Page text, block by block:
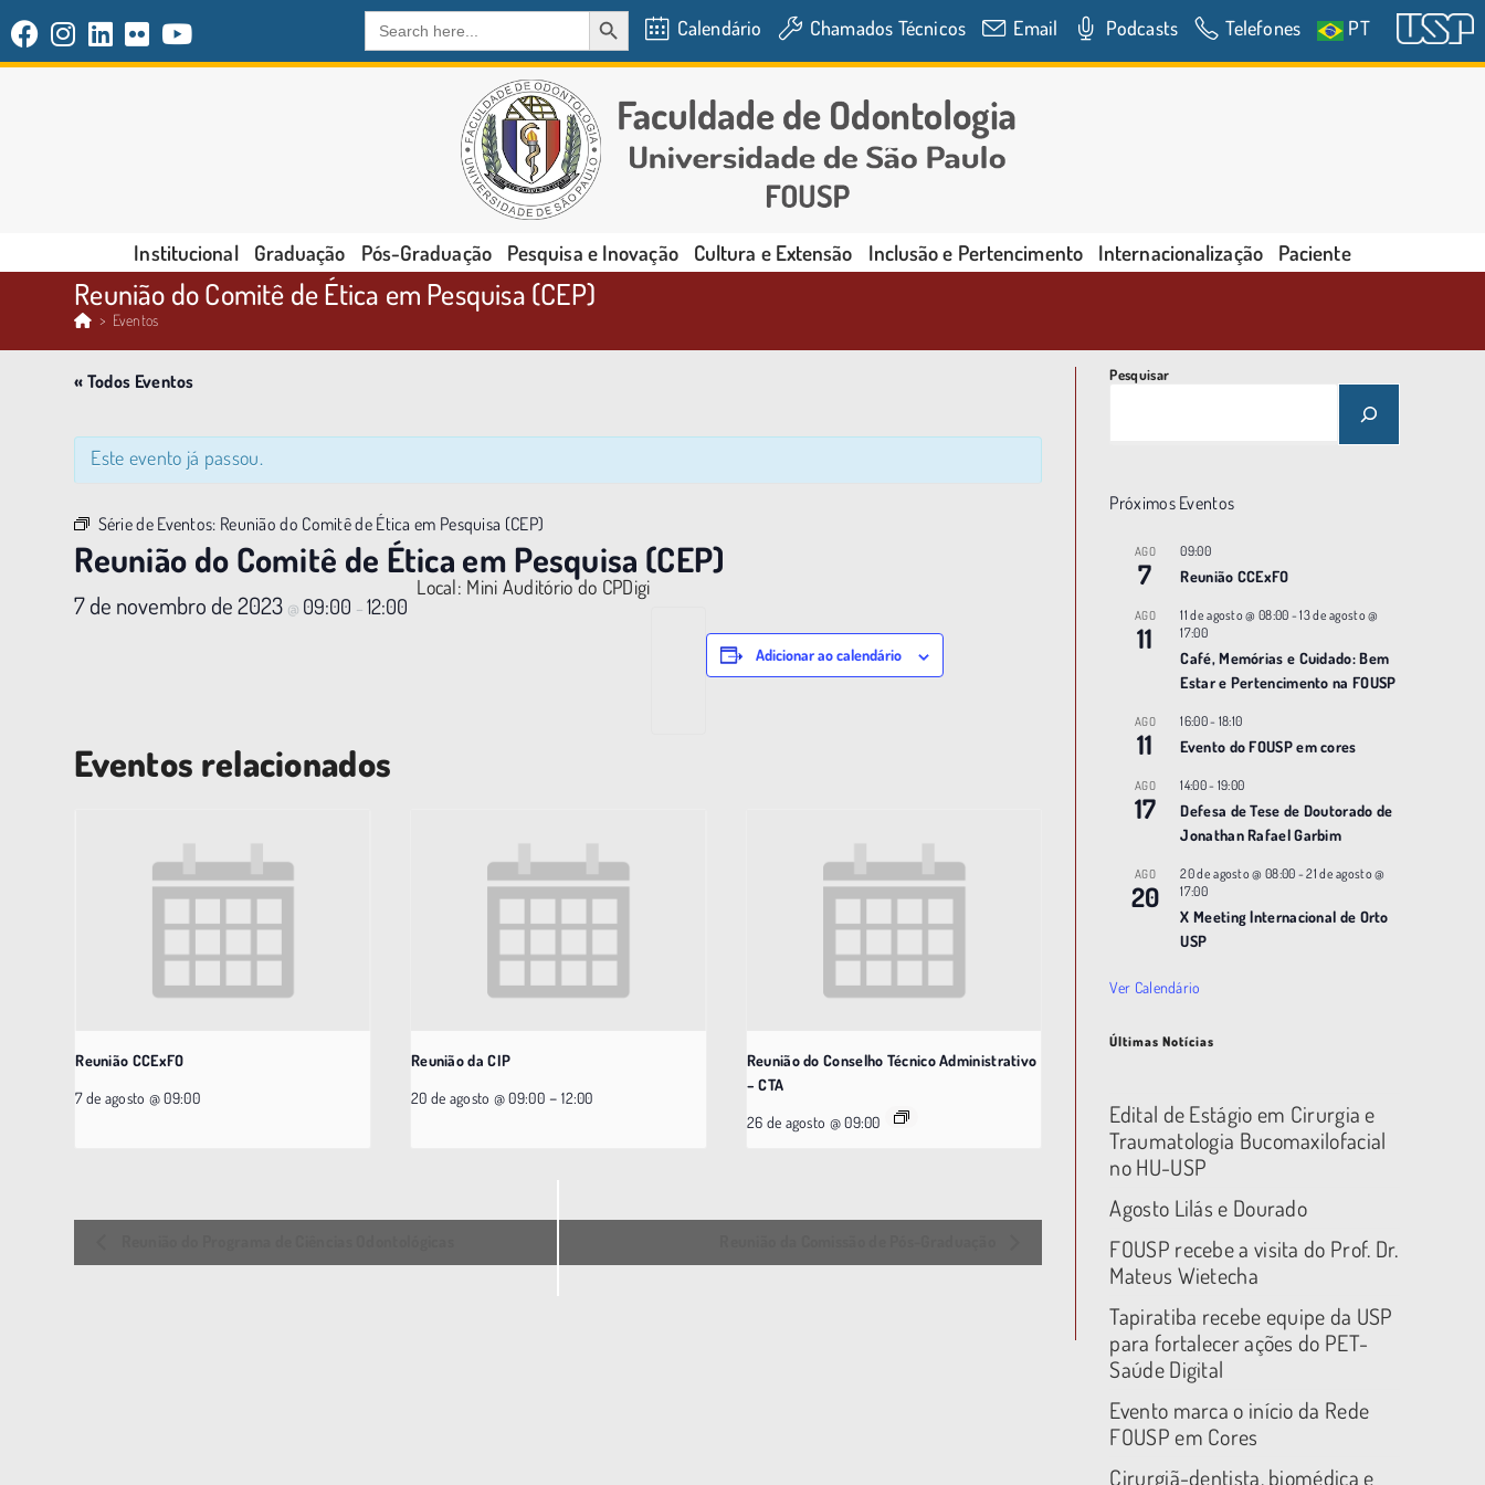
Search
for:
SEARCH BUTTON
Calendário Chamados Técnicos Email Podcasts Telefones PT
Institucional Graduação Pós-Graduação Pesquisa e Inovação Cultura e Extensão Inclusão e Pertencimento Internacionalização Paciente
Reunião do Comitê de Ética em Pesquisa (CEP)
> Eventos
« Todos Eventos
Este evento já passou.
Série de Eventos: Reunião do Comitê de Ética em Pesquisa (CEP)
Reunião do Comitê de Ética em Pesquisa (CEP)
7 de novembro de 2023 @ 09:00 –12:00
Local: Mini Auditório do CPDigi
Adicionar ao calendário
Eventos relacionados
Reunião CCExFO
7 de agosto @ 09:00
Reunião da CIP
20 de agosto @ 09:00 – 12:00
Reunião do Conselho Técnico Administrativo
– CTA
26 de agosto @ 09:00
v
Pesquisar
Próximos Eventos
AGO
7
09:00
Reunião CCExFO
AGO
11
11 de agosto @ 08:00 -13 de agosto @
17:00
Café, Memórias e Cuidado: Bem
Estar e Pertencimento na FOUSP
AGO
11
16:00- 18:10
Evento do FOUSP em cores
AGO
17
14:00- 19:00
Defesa de Tese de Doutorado de
Jonathan Rafael Garbim
AGO
20
20 de agosto @ 08:00 -21 de agosto @
17:00
X Meeting |nternacional de Orto
USP
Ver Calendário
Últimas Notícias
Edital de Estágio em Cirurgia e
Traumatologia Bucomaxilofacial
no HU-USP
Agosto Lilás e Dourado
FOUSP recebe a visita do Prof. Dr.
Mateus Wietecha
Tapiratiba recebe equipe da USP
para fortalecer ações do PET-
Saúde Digital
Evento marca o início da Rede
FOUSP em Cores
Cirurgiã-dentista, biomédica e